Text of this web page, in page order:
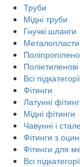
Труби
Мідні труби
Гнучкі шланги
Всі
Фітинги
Латунні
Мідні фітинги
Чавунні і
Фітинги з
Фітинги для
Всі